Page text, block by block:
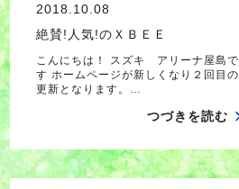
2018.10.08
絶賛!人気!のＸＢＥＥ
こんにちは！ スズキ アリーナ屋島で
す ホームページが新しくなり２回目の
更新となります。…
つづきを読む